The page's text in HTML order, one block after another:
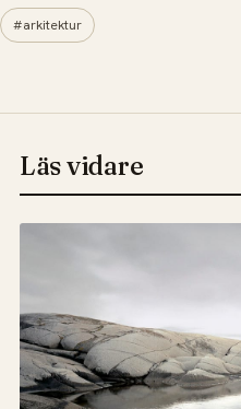
#arkitektur
Läs vidare